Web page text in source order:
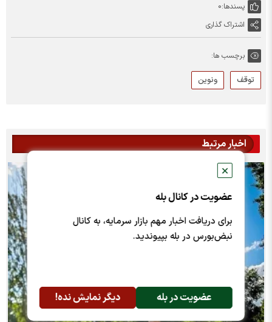
✕
عضویت در کانال بله
برای دریافت اخبار مهم بازار سرمایه، به کانال
نبض‌بورس در بله بپیوندید.
عضویت در بله دیگر نمایش نده!
پسندها:0
اشتراک گذاری
برچسب ها:
توقف ونوین
اخبار مرتبط